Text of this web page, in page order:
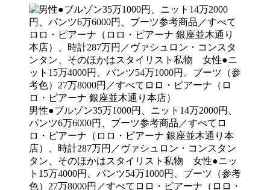
男性●ブルゾン35万1000円、ニット14万2000円、
パンツ6万6000円、ブーツ参考商品／すべてロ
ロ・ピアーナ（ロロ・ピアーナ 銀座並木通り本
店）、時計287万円／ヴァシュロン・コンスタン
タン、そのほかはスタイリスト私物 女性●ニッ
ト15万4000円、パンツ54万1000円、ブーツ（参考
色）27万8000円／すべてロロ・ピアーナ（ロロ・